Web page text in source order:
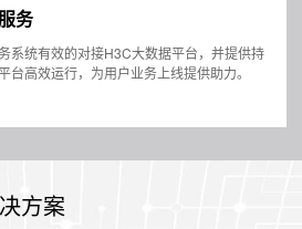
务
系统有效的对接H3C大数据平台，并提供持
台高效运行，为用户业务上线提供助力。
方案